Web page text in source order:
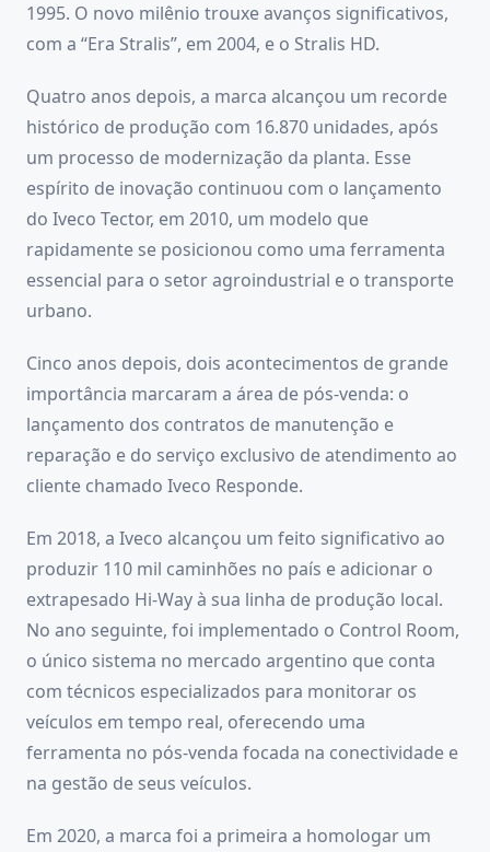
1995. O novo milênio trouxe avanços significativos,
com a “Era Stralis”, em 2004, e o Stralis HD.
Quatro anos depois, a marca alcançou um recorde
histórico de produção com 16.870 unidades, após
um processo de modernização da planta. Esse
espírito de inovação continuou com o lançamento
do Iveco Tector, em 2010, um modelo que
rapidamente se posicionou como uma ferramenta
essencial para o setor agroindustrial e o transporte
urbano.
Cinco anos depois, dois acontecimentos de grande
importância marcaram a área de pós-venda: o
lançamento dos contratos de manutenção e
reparação e do serviço exclusivo de atendimento ao
cliente chamado Iveco Responde.
Em 2018, a Iveco alcançou um feito significativo ao
produzir 110 mil caminhões no país e adicionar o
extrapesado Hi-Way à sua linha de produção local.
No ano seguinte, foi implementado o Control Room,
o único sistema no mercado argentino que conta
com técnicos especializados para monitorar os
veículos em tempo real, oferecendo uma
ferramenta no pós-venda focada na conectividade e
na gestão de seus veículos.
Em 2020, a marca foi a primeira a homologar um